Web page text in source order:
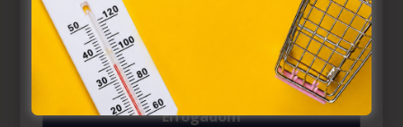
belül működnek, a „sütik" használatához, és ezeknek a
felhasználó számítógépén vagy egyéb eszközén történő
tárolásához a felhasználók hozzájárulását kell kérniük.
Elfogadom